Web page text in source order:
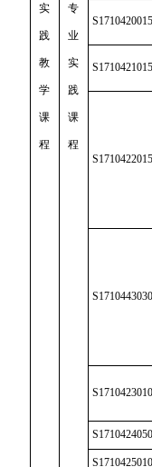
实
践
教
学
课
程
专
业
实
践
课
程
S1710420015
S1710421015
S1710422015
S1710443030
S1710423010
S1710424050
S1710425010